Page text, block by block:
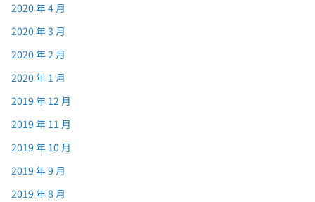
2020 年 4 月
2020 年 3 月
2020 年 2 月
2020 年 1 月
2019 年 12 月
2019 年 11 月
2019 年 10 月
2019 年 9 月
2019 年 8 月